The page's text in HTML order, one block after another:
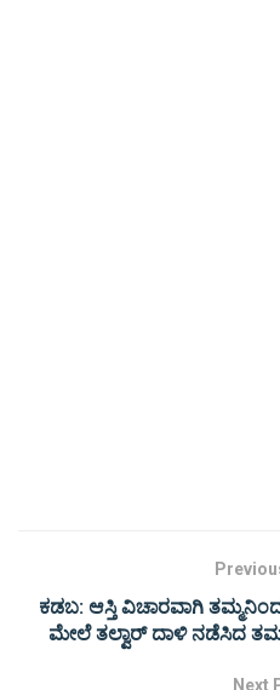
ಕಡಬ: ಆಸ್ತಿ ವಿಚಾರವಾಗಿ
ಮೇಲೆ ತಲ್ವಾರ್ ದಾಳಿ ನಡೆಸಿದ
Next